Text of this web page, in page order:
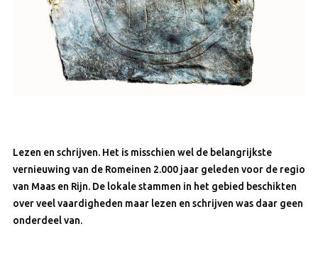
Lezen en schrijven. Het is misschien wel de belangrijkste
vernieuwing van de Romeinen 2.000 jaar geleden voor de regio
van Maas en Rijn. De lokale stammen in het gebied beschikten
over veel vaardigheden maar lezen en schrijven was daar geen
onderdeel van.